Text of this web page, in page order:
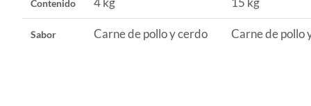
mantener a tu perro limpio y con una sonrisa radiante.
Contenido
Sabor Carne de pollo y cerdo Carne de pollo